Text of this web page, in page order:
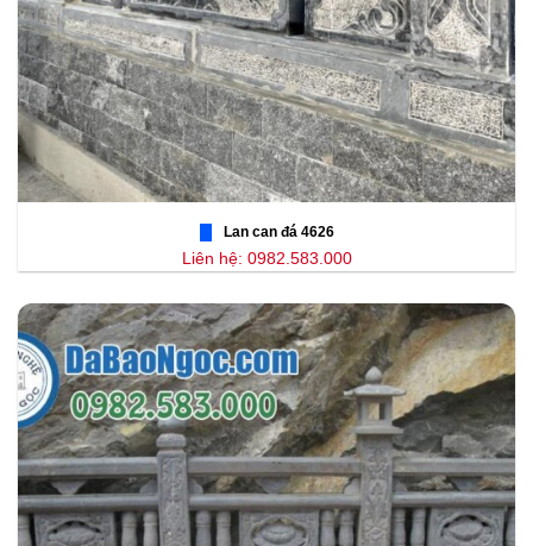
Lan can đá 4626
Liên hệ: 0982.583.000